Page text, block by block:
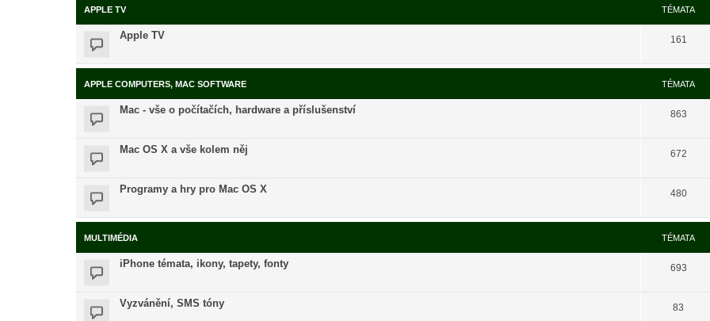
APPLE TV TÉMATA
Apple TV 161
APPLE COMPUTERS, MAC SOFTWARE TÉMATA
Mac - vše o počítačích, hardware a příslušenství 863
Mac OS X a vše kolem něj 672
Programy a hry pro Mac OS X 480
MULTIMÉDIA TÉMATA
iPhone témata, ikony, tapety, fonty 693
Vyzvánění, SMS tóny 83